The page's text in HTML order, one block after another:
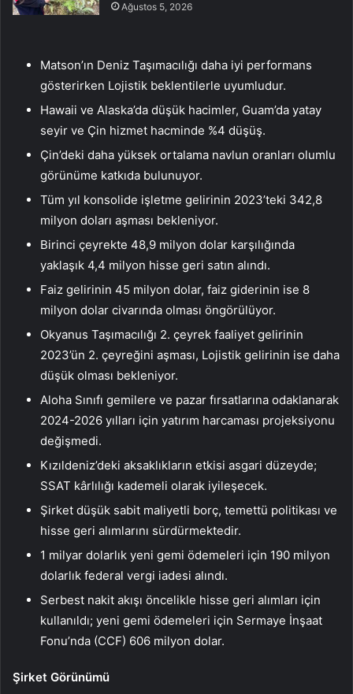
Ağustos 5, 2026
Matson’ın Deniz Taşımacılığı daha iyi performans
gösterirken Lojistik beklentilerle uyumludur.
Hawaii ve Alaska’da düşük hacimler, Guam’da yatay
seyir ve Çin hizmet hacminde %4 düşüş.
Çin’deki daha yüksek ortalama navlun oranları olumlu
görünüme katkıda bulunuyor.
Tüm yıl konsolide işletme gelirinin 2023’teki 342,8
milyon doları aşması bekleniyor.
Birinci çeyrekte 48,9 milyon dolar karşılığında
yaklaşık 4,4 milyon hisse geri satın alındı.
Faiz gelirinin 45 milyon dolar, faiz giderinin ise 8
milyon dolar civarında olması öngörülüyor.
Okyanus Taşımacılığı 2. çeyrek faaliyet gelirinin
2023’ün 2. çeyreğini aşması, Lojistik gelirinin ise daha
düşük olması bekleniyor.
Aloha Sınıfı gemilere ve pazar fırsatlarına odaklanarak
2024-2026 yılları için yatırım harcaması projeksiyonu
değişmedi.
Kızıldeniz’deki aksaklıkların etkisi asgari düzeyde;
SSAT kârlılığı kademeli olarak iyileşecek.
Şirket düşük sabit maliyetli borç, temettü politikası ve
hisse geri alımlarını sürdürmektedir.
1 milyar dolarlık yeni gemi ödemeleri için 190 milyon
dolarlık federal vergi iadesi alındı.
Serbest nakit akışı öncelikle hisse geri alımları için
kullanıldı; yeni gemi ödemeleri için Sermaye İnşaat
Fonu’nda (CCF) 606 milyon dolar.
Şirket Görünümü